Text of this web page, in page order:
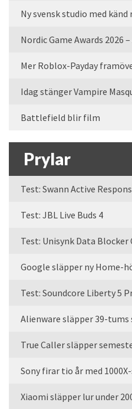
Ny svensk studio med känd
Nordic Game Awards 2026
Mer Roblox-Payday
Idag stänger Vampire
Battlefield blir film
Prylar
Test: Swann Active
Test: JBL Live Buds 4
Test: Unisynk Data Blocker
Google släpper ny Home-
Test: Soundcore Liberty 5
Alienware släpper 39-
True Caller släpper
Sony firar tio år med
Xiaomi släpper lur under